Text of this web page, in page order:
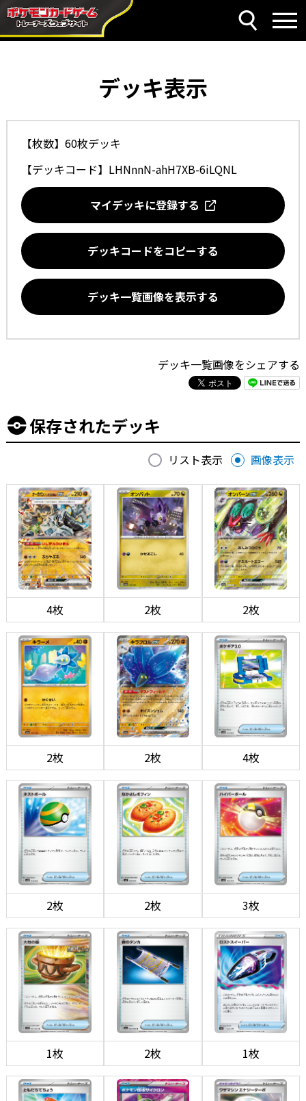
デッキ表示
【枚数】60枚デッキ
【デッキコード】 LHNnnN-ahH7XB-6iLQNL
マイデッキに登録する
デッキコードをコピーする
デッキ一覧画像を表示する
デッキ一覧画像をシェアする
保存されたデッキ
リスト表示 画像表示
4枚 2枚 2枚
2枚 2枚 4枚
2枚 2枚 3枚
1枚 2枚 1枚